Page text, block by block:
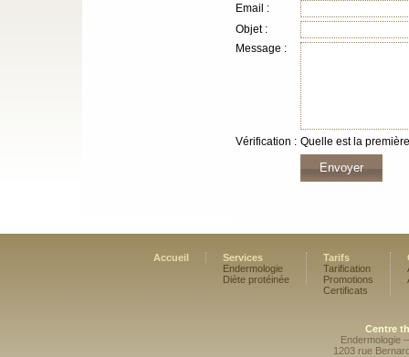
Email :
Objet :
Message :
Vérification : Quelle est la
Accueil
Services
Endermologie
Diète protéinée
Tarifs
Tarification
Promotions
Certificats
Centre
Endermologie
1203 rue